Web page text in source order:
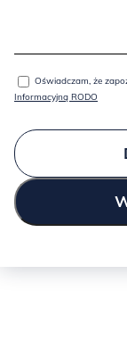
Oświadczam, że
Informacyjną RODO